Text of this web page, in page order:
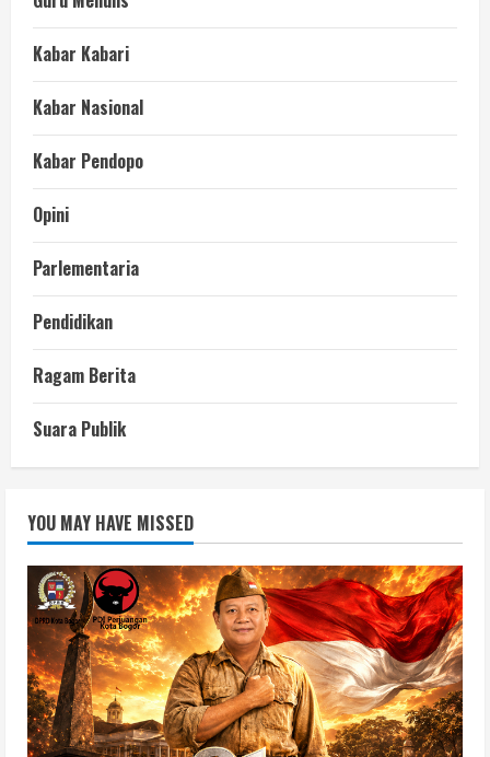
Kabar Kabari
Kabar Nasional
Kabar Pendopo
Opini
Parlementaria
Pendidikan
Ragam Berita
Suara Publik
YOU MAY HAVE MISSED